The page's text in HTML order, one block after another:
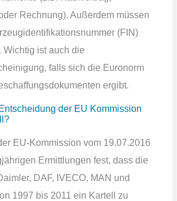
Rechnung). Außerdem müssen
(FIN)
Wichtig ist auch die
falls sich die Euronorm
ergibt.
der EU Kommission
EU-Kommission vom 19.07.2016
Ermittlungen fest, dass die
DAF, IVECO, MAN und
1997 bis 2011 ein Kartell zu